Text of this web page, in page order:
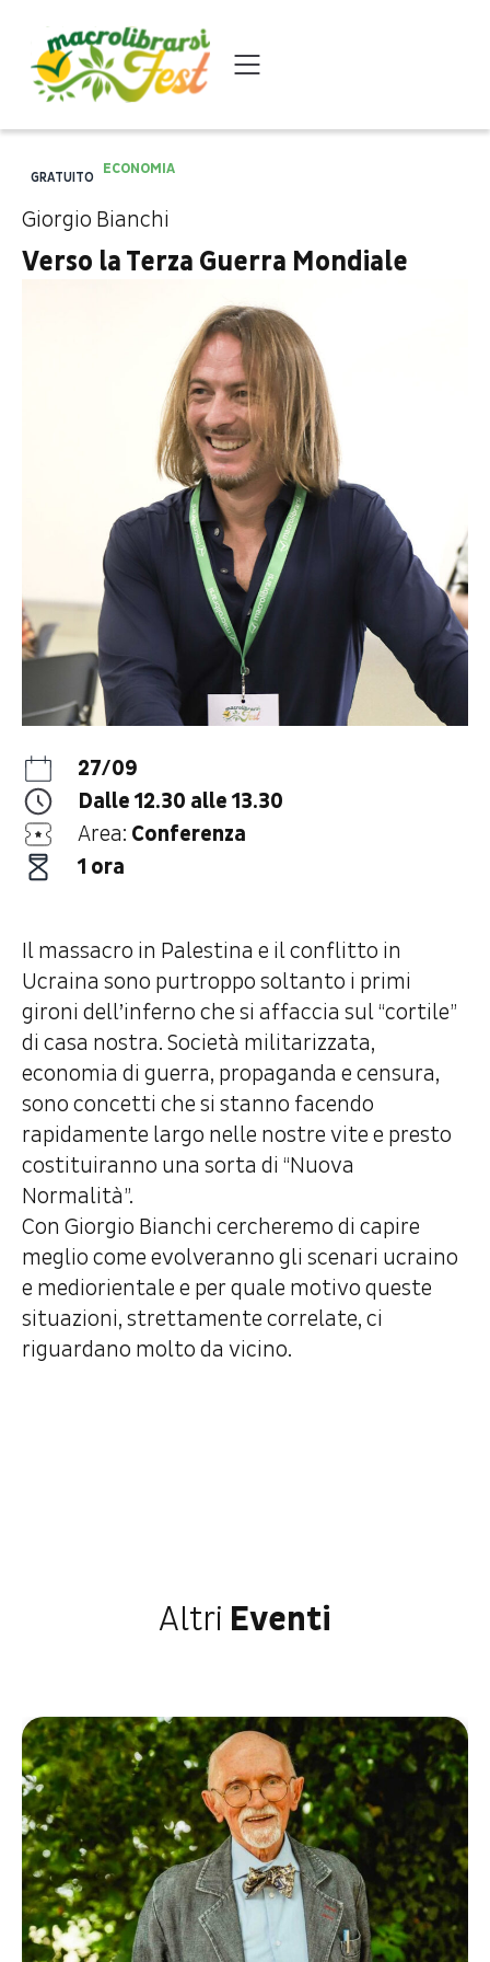
GRATUITO
ECONOMIA
Giorgio Bianchi
Verso la Terza Guerra Mondiale
27/09
Dalle 12.30 alle 13.30
Area: Conferenza
1 ora
Il massacro in Palestina e il conflitto in
Ucraina sono purtroppo soltanto i primi
gironi dell’inferno che si affaccia sul “cortile”
di casa nostra. Società militarizzata,
economia di guerra, propaganda e censura,
sono concetti che si stanno facendo
rapidamente largo nelle nostre vite e presto
costituiranno una sorta di “Nuova
Normalità”.
Con Giorgio Bianchi cercheremo di capire
meglio come evolveranno gli scenari ucraino
e mediorientale e per quale motivo queste
situazioni, strettamente correlate, ci
riguardano molto da vicino.
Altri Eventi